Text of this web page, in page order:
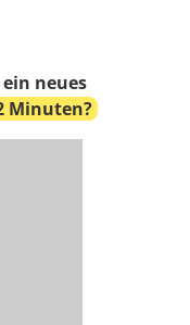
neues
Minuten?